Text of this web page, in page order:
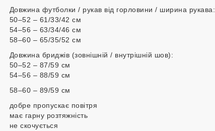
Довжина футболки / рукав від горловини / ширина рукава:
50–52 – 61/33/42 см
54–56 – 63/34/46 см
58–60 – 65/35/52 см
Довжина бриджів (зовнішній / внутрішній шов):
50–52 – 87/59 см
54–56 – 88/59 см
58–60 – 89/59 см
добре пропускає повітря
має гарну розтяжність
не скочується